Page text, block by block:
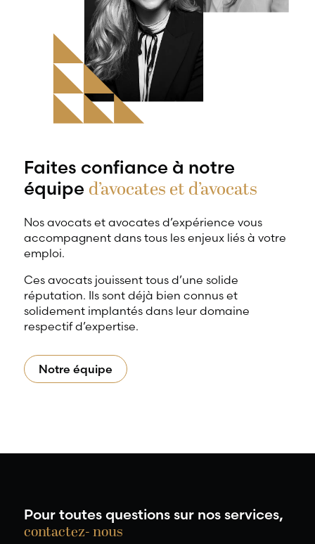
Faites confiance à notre
équipe d’avocates et d’avocats
Nos avocats et avocates d’expérience vous
accompagnent dans tous les enjeux liés à votre
emploi.
Ces avocats jouissent tous d’une solide
réputation. Ils sont déjà bien connus et
solidement implantés dans leur domaine
respectif d’expertise.
Notre équipe
Pour toutes questions sur nos services,
contactez- nous